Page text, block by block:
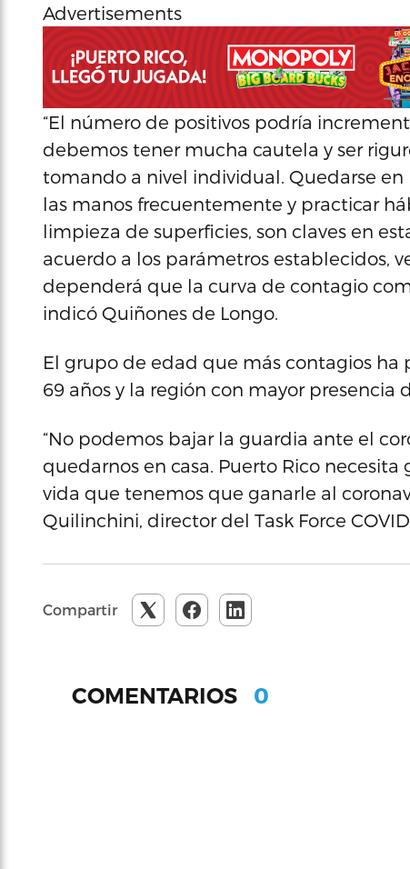
Advertisements
“El número de positivos podría
debemos tener mucha cautela y ser
tomando a nivel individual. Quedarse en
las manos frecuentemente y practicar
limpieza de superficies, son claves en
acuerdo a los parámetros establecidos,
dependerá que la curva de contagio
indicó Quiñones de Longo.
El grupo de edad que más contagios
69 años y la región con mayor
“No podemos bajar la guardia ante el
quedarnos en casa. Puerto Rico
vida que tenemos que ganarle al
Quilinchini, director del Task Force
Compartir
COMENTARIOS 0